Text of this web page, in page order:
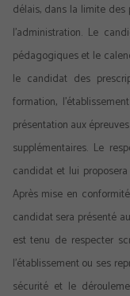
délais, dans la limite des
l’administration. Le
pédagogiques et le
le candidat des
formation,
présentation aux
supplémentaires. Le
candidat et lui
Après mise en
candidat sera présenté
est tenu de respecter
l’établissement ou ses
sécurité et le